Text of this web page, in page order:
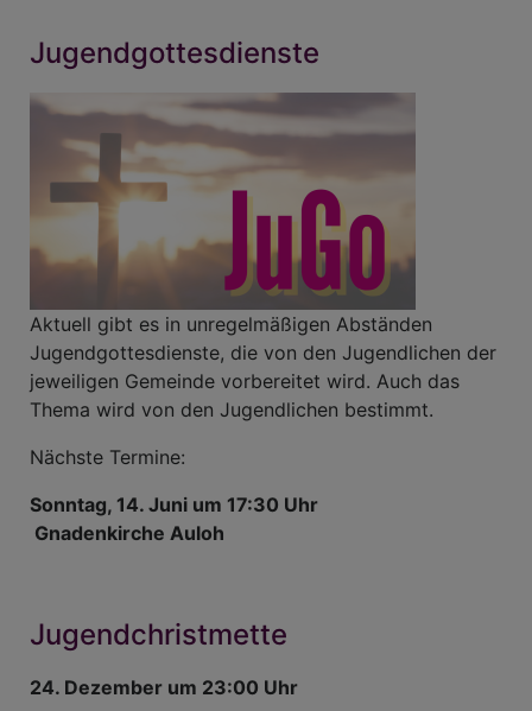
Jugendgottesdienste
Aktuell gibt es in unregelmäßigen Abständen
Jugendgottesdienste, die von den Jugendlichen der
jeweiligen Gemeinde vorbereitet wird. Auch das
Thema wird von den Jugendlichen bestimmt.
Nächste Termine:
Sonntag, 14. Juni um 17:30 Uhr
Gnadenkirche Auloh
Jugendchristmette
24. Dezember um 23:00 Uhr